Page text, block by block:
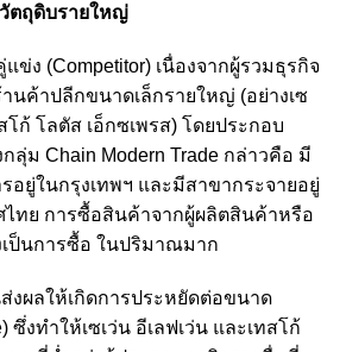
ตถุดิบรายใหญ่
ข่ง (Competitor) เนื่องจากผู้รวมธุรกิจ
นค้าปลีกขนาดเล็กรายใหญ่ (อย่างเซ
โก้ โลตัส เอ็กซเพรส) โดยประกอบ
ม Chain Modern Trade กล่าวคือ มี
อยู่ในกรุงเทพฯ และมีสาขากระจายอยู่
ทย การซื้อสินค้าจากผู้ผลิตสินค้าหรือ
เป็นการซื้อ ในปริมาณมาก
งผลให้เกิดการประหยัดต่อขนาด
ซึ่งทำให้เซเว่น อีเลฟเว่น และเทสโก้